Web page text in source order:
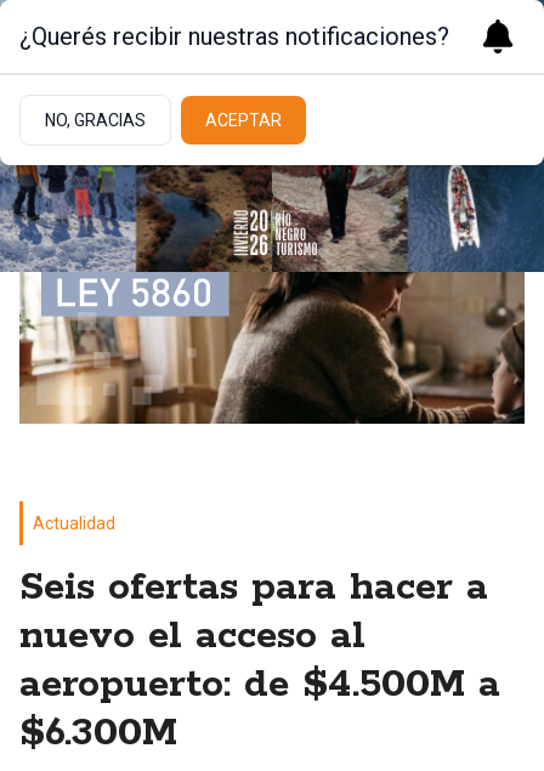
Actualidad
Seis ofertas para hacer a
nuevo el acceso al
aeropuerto: de $4.500M a
$6.300M
¿Querés recibir nuestras notificaciones?
NO, GRACIAS ACEPTAR